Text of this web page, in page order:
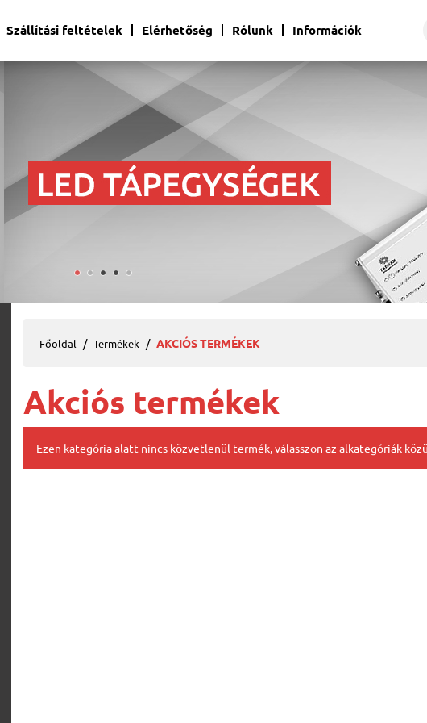
Szállítási feltételek Elérhetőség Rólunk Információk
Főoldal Termékek AKCIÓS TERMÉKEK
Akciós termékek
Ezen kategória alatt nincs közvetlenül termék, válasszon az alkategóriák